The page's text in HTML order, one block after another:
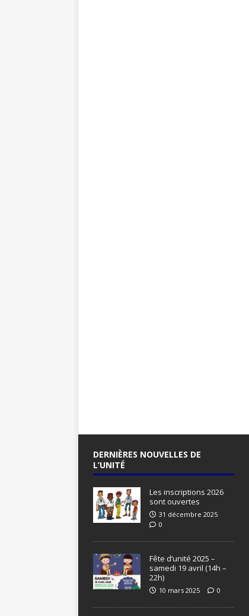
DERNIÈRES NOUVELLES DE
L’UNITÉ
Les inscriptions 2026
sont ouvertes
31 décembre 2025
0
Fête d’unité 2025 –
samedi 19 avril (14h –
22h)
10 mars 2025 0